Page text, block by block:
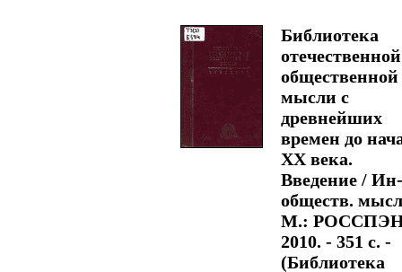
Библиотека
отечественной
общественной
мысли с
древнейших
времен до
XX века.
Введение /
обществ.
М.:
2010. - 351 с. -
(Библиотека